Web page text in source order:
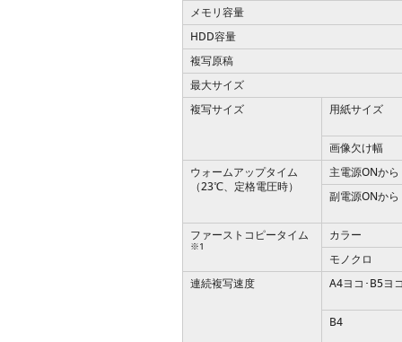
メモリ容量
HDD容量
複写原稿
最大サイズ
複写サイズ
用紙サイズ
画像欠け幅
ウォームアップタイム
（23℃、定格電圧時）
主電源ONから
副電源ONから
ファーストコピータイム
※1
カラー
モノクロ
連続複写速度
A4ヨコ･B5ヨ
B4